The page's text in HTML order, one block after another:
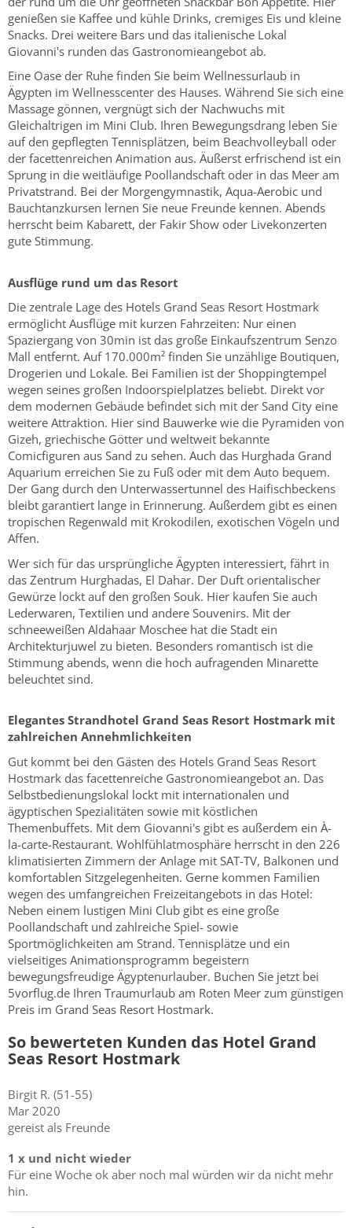
genießen sie Kaffee und kühle Drinks, cremiges Eis und kleine
Snacks. Drei weitere Bars und das italienische Lokal
Giovanni's runden das Gastronomieangebot ab.
Eine Oase der Ruhe finden Sie beim Wellnessurlaub in
Ägypten im Wellnesscenter des Hauses. Während Sie sich eine
Massage gönnen, vergnügt sich der Nachwuchs mit
Gleichaltrigen im Mini Club. Ihren Bewegungsdrang leben Sie
auf den gepflegten Tennisplätzen, beim Beachvolleyball oder
der facettenreichen Animation aus. Äußerst erfrischend ist ein
Sprung in die weitläufige Poollandschaft oder in das Meer am
Privatstrand. Bei der Morgengymnastik, Aqua-Aerobic und
Bauchtanzkursen lernen Sie neue Freunde kennen. Abends
herrscht beim Kabarett, der Fakir Show oder Livekonzerten
gute Stimmung.
Ausflüge rund um das Resort
Die zentrale Lage des Hotels Grand Seas Resort Hostmark
ermöglicht Ausflüge mit kurzen Fahrzeiten: Nur einen
Spaziergang von 30min ist das große Einkaufszentrum Senzo
Mall entfernt. Auf 170.000m² finden Sie unzählige Boutiquen,
Drogerien und Lokale. Bei Familien ist der Shoppingtempel
wegen seines großen Indoorspielplatzes beliebt. Direkt vor
dem modernen Gebäude befindet sich mit der Sand City eine
weitere Attraktion. Hier sind Bauwerke wie die Pyramiden von
Gizeh, griechische Götter und weltweit bekannte
Comicfiguren aus Sand zu sehen. Auch das Hurghada Grand
Aquarium erreichen Sie zu Fuß oder mit dem Auto bequem.
Der Gang durch den Unterwassertunnel des Haifischbeckens
bleibt garantiert lange in Erinnerung. Außerdem gibt es einen
tropischen Regenwald mit Krokodilen, exotischen Vögeln und
Affen.
Wer sich für das ursprüngliche Ägypten interessiert, fährt in
das Zentrum Hurghadas, El Dahar. Der Duft orientalischer
Gewürze lockt auf den großen Souk. Hier kaufen Sie auch
Lederwaren, Textilien und andere Souvenirs. Mit der
schneeweißen Aldahaar Moschee hat die Stadt ein
Architekturjuwel zu bieten. Besonders romantisch ist die
Stimmung abends, wenn die hoch aufragenden Minarette
beleuchtet sind.
Elegantes Strandhotel Grand Seas Resort Hostmark mit
zahlreichen Annehmlichkeiten
Gut kommt bei den Gästen des Hotels Grand Seas Resort
Hostmark das facettenreiche Gastronomieangebot an. Das
Selbstbedienungslokal lockt mit internationalen und
ägyptischen Spezialitäten sowie mit köstlichen
Themenbuffets. Mit dem Giovanni's gibt es außerdem ein À-
la-carte-Restaurant. Wohlfühlatmosphäre herrscht in den 226
klimatisierten Zimmern der Anlage mit SAT-TV, Balkonen und
komfortablen Sitzgelegenheiten. Gerne kommen Familien
wegen des umfangreichen Freizeitangebots in das Hotel:
Neben einem lustigen Mini Club gibt es eine große
Poollandschaft und zahlreiche Spiel- sowie
Sportmöglichkeiten am Strand. Tennisplätze und ein
vielseitiges Animationsprogramm begeistern
bewegungsfreudige Ägyptenurlauber. Buchen Sie jetzt bei
5vorflug.de Ihren Traumurlaub am Roten Meer zum günstigen
Preis im Grand Seas Resort Hostmark.
So bewerteten Kunden das Hotel Grand
Seas Resort Hostmark
Birgit R. (51-55)
Mar 2020
gereist als Freunde
1 x und nicht wieder
Für eine Woche ok aber noch mal würden wir da nicht mehr
hin.